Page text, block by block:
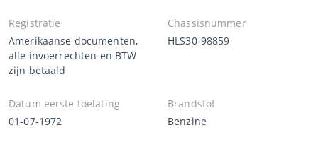
Registratie
Amerikaanse documenten,
alle invoerrechten en BTW
zijn betaald
Chassisnummer
HLS30-98859
Datum eerste toelating
01-07-1972
Brandstof
Benzine